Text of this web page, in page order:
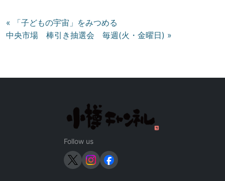
投
稿
« 「子どもの宇宙」をみつめる
中央市場 棒引き抽選会 毎週(火・金曜日) »
Follow us